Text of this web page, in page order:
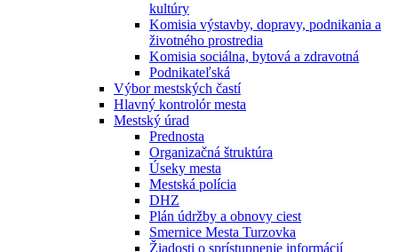
kultúry
Komisia výstavby, dopravy, podnikania a
životného prostredia
Komisia sociálna, bytová a zdravotná
Podnikateľská
Výbor mestských častí
Hlavný kontrolór mesta
Mestský úrad
Prednosta
Organizačná štruktúra
Úseky mesta
Mestská polícia
DHZ
Plán údržby a obnovy ciest
Smernice Mesta Turzovka
Žiadosti o sprístupnenie informácií